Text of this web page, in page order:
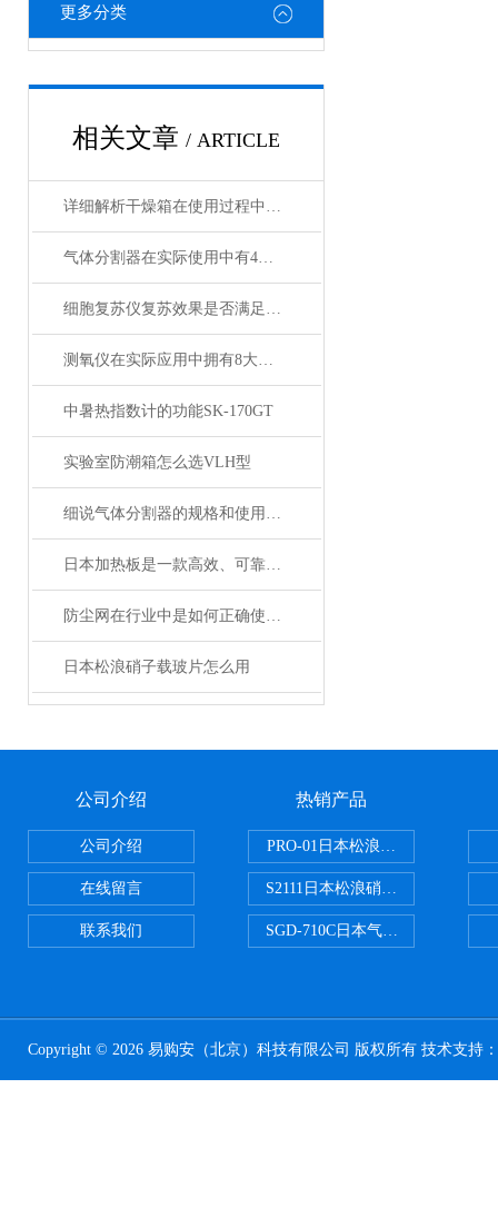
更多分类
相关文章 / ARTICLE
详细解析干燥箱在使用过程中需注意哪些事项？
气体分割器在实际使用中有4大特性
细胞复苏仪复苏效果是否满足您的实际要求？
测氧仪在实际应用中拥有8大特点
中暑热指数计的功能SK-170GT
实验室防潮箱怎么选VLH型
细说气体分割器的规格和使用特长
日本加热板是一款高效、可靠的加热设备
防尘网在行业中是如何正确使用的？
日本松浪硝子载玻片怎么用
公司介绍
公司介绍
在线留言
联系我们
热销产品
PRO-01日本松浪硝子玻璃制品载
S2111日本松浪硝子载玻片
SGD-710C日本气体分割器
Copyright © 2026 易购安（北京）科技有限公司 版权所有 技术支持：